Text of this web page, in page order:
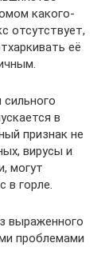
какого-
отсутствует,
её
сильного
в
признак не
вирусы и
могут
в горле.
выраженного
проблемами